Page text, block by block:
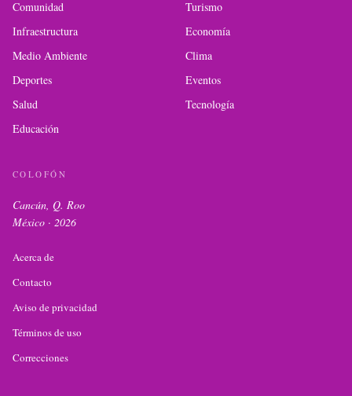
Comunidad
Turismo
Infraestructura
Economía
Medio Ambiente
Clima
Deportes
Eventos
Salud
Tecnología
Educación
COLOFÓN
Cancún, Q. Roo
México · 2026
Acerca de
Contacto
Aviso de privacidad
Términos de uso
Correcciones